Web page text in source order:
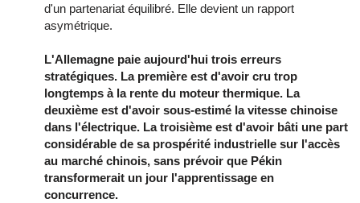
d'un partenariat équilibré. Elle devient un rapport
asymétrique.
L'Allemagne paie aujourd'hui trois erreurs
stratégiques. La première est d'avoir cru trop
longtemps à la rente du moteur thermique. La
deuxième est d'avoir sous-estimé la vitesse chinoise
dans l'électrique. La troisième est d'avoir bâti une part
considérable de sa prospérité industrielle sur l'accès
au marché chinois, sans prévoir que Pékin
transformerait un jour l'apprentissage en
concurrence.